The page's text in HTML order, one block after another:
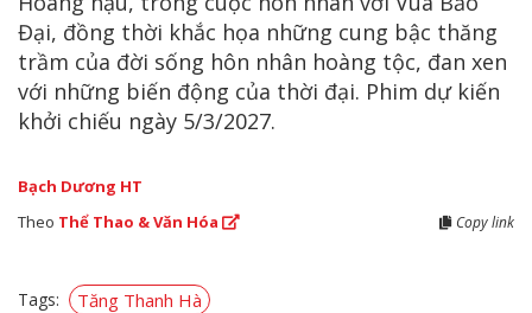
Đại, đồng thời khắc họa những cung bậc thăng
trầm của đời sống hôn nhân hoàng tộc, đan xen
với những biến động của thời đại. Phim dự kiến
khởi chiếu ngày 5/3/2027.
Bạch Dương HT
Theo Thể Thao & Văn Hóa Copy link
Tags: Tăng Thanh Hà